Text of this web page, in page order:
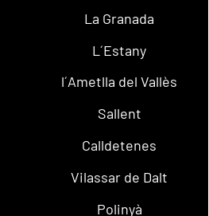
La Granada
L´Estany
l´Ametlla del Vallès
Sallent
Calldetenes
Vilassar de Dalt
Polinyà